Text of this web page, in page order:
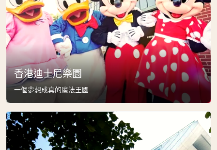
香港迪士尼樂園
一個夢想成真的魔法王國